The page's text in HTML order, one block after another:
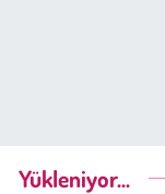
Yükleniyor...